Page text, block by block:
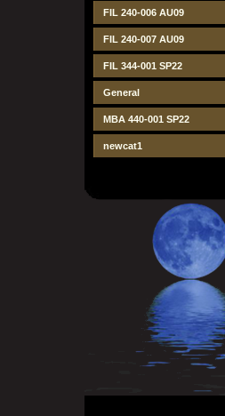
FIL 240-006 AU09
FIL 240-007 AU09
FIL 344-001 SP22
General
MBA 440-001 SP22
newcat1